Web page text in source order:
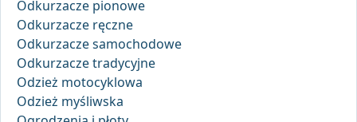
Odkurzacze pionowe
Odkurzacze ręczne
Odkurzacze samochodowe
Odkurzacze tradycyjne
Odzież motocyklowa
Odzież myśliwska